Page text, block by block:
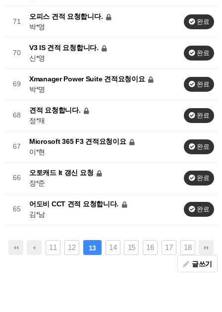
71
오피스 견적 요청합니다.
박*영
완료
70
V3 IS 견적 요청합니다.
신*영
완료
69
Xmanager Power Suite 견적요청이요
박*명
완료
68
견적 요청합니다.
정*재
완료
67
Microsoft 365 F3 견적요청이요
이*현
완료
66
오토캐드 lt 갱신 요청
장*준
완료
65
어도비 CCT 견적 요청합니다.
김*남
완료
11 12 13 14 15 16 17 18
글쓰기